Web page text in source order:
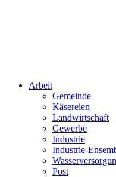
Arbeit
Gemeinde
Käsereien
Landwirtschaft
Gewerbe
Industrie
Industrie-
Post